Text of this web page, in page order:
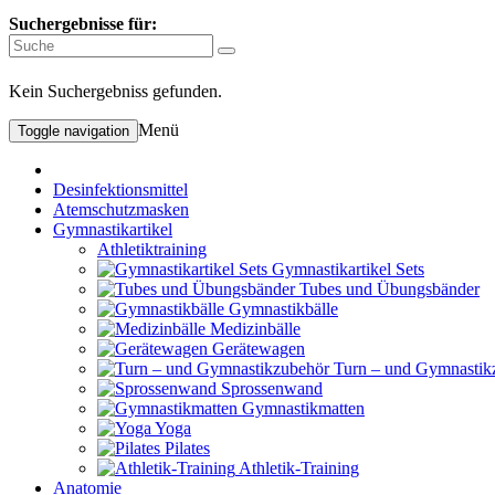
Suchergebnisse für:
Kein Suchergebniss gefunden.
Toggle navigation Menü
Desinfektionsmittel
Atemschutzmasken
Gymnastikartikel
Athletiktraining
Gymnastikartikel Sets
Tubes und Übungsbänder
Gymnastikbälle
Medizinbälle
Gerätewagen
Turn – und
Sprossenwand
Gymnastikmatten
Yoga
Pilates
Athletik-Training
Anatomie